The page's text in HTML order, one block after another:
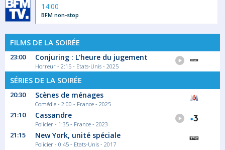
14:00
BFM non-stop
FILMS DE LA SOIRÉE
23:00 Conjuring : L'heure du jugement
Horreur - 2:15 - Etats-Unis - 2025
SÉRIES DE LA SOIRÉE
20:30 Scènes de ménages
Comédie - 2:00 - France - 2025
21:10 Cassandre
Policier - 1:35 - France - 2023
21:15 New York, unité spéciale
Policier - 0:45 - Etats-Unis - 2017